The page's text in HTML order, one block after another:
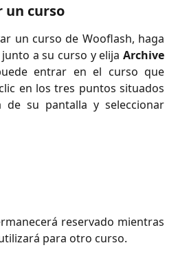
un curso
un curso de Wooflash, haga
a su curso y elija Archive
entrar en el curso que
en los tres puntos situados
su pantalla y seleccionar
reservado mientras
para otro curso.